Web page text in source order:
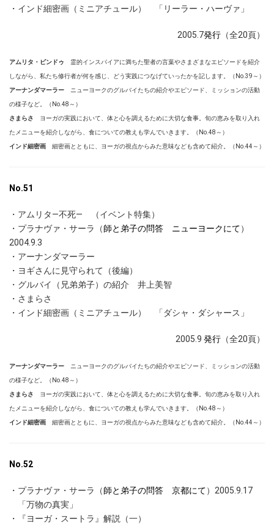
・インド細密画（ミニアチュール） 「リーラー・ハーヴァ」
2005.7発行 （全20頁）
アムリタ・ビンドゥ 霊的インスパイアに満ちた聖者の言葉やさまざまなエピソードを紹介
しながら、私たち修行者が何を感じ、どう実践につなげていったかを記します。（No.39～）
アーナンダマーラー ニューヨークのグルバイたちの紹介やエピソード、ミッションの活動
の様子など。（No.48～）
さまらさ ヨーガの実践において、体と心を調えるために大切な食事。旬の恵みを取り入れ
たメニューを紹介しながら、食についての教えも学んでいきます。（No.48～）
インド細密画 細密画とともに、ヨーガの視点からみた意味なども含めて紹介。（No.44～）
No.51
・アムリタ―不死― （イベント特集）
・プラナヴァ・サーラ（師と弟子の問答 ニューヨークにて）
2004.9.3
・アーナンダマーラー
・ヨギさんに見守られて（後編）
・グルバイ（兄弟弟子）の紹介 井上美智
・さまらさ
・インド細密画（ミニアチュール） 「ダシャ・ダシャース」
2005.9 発行 （全20頁）
アーナンダマーラー ニューヨークのグルバイたちの紹介やエピソード、ミッションの活動
の様子など。（No.48～）
さまらさ ヨーガの実践において、体と心を調えるために大切な食事。旬の恵みを取り入れ
たメニューを紹介しながら、食についての教えも学んでいきます。（No.48～）
インド細密画 細密画とともに、ヨーガの視点からみた意味なども含めて紹介。（No.44～）
No.52
・プラナヴァ・サーラ（師と弟子の問答 京都にて）2005.9.17
「万物の真実」
・『ヨーガ・スートラ』解説（一）